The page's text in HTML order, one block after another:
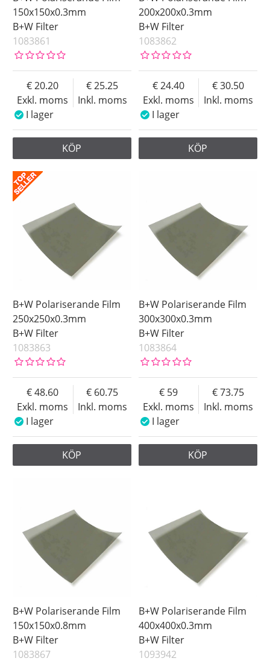
150x150x0.3mm
B+W Filter
1083861
Exkl. moms
20.20
Inkl. moms
25.25
I lager
KÖP
200x200x0.3mm
B+W Filter
1083862
Exkl. moms
24.40
Inkl. moms
30.50
I lager
KÖP
B+W Polariserande Film
250x250x0.3mm
B+W Filter
1083863
Exkl. moms
48.60
Inkl. moms
60.75
I lager
KÖP
B+W Polariserande Film
300x300x0.3mm
B+W Filter
1083864
Exkl. moms
59
Inkl. moms
73.75
I lager
KÖP
B+W Polariserande Film
150x150x0.8mm
B+W Filter
1083867
B+W Polariserande Film
400x400x0.3mm
B+W Filter
1093942